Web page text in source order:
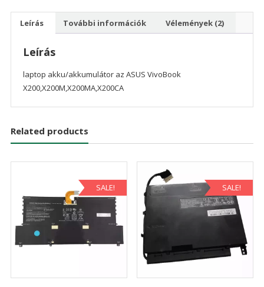
Leírás További információk Vélemények (2)
Leírás
laptop akku/akkumulátor az ASUS VivoBook
X200,X200M,X200MA,X200CA
Related products
SALE! SALE!